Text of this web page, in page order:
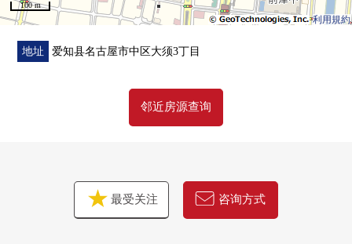
利用規約
100 m
地址 爱知县名古屋市中区大须3丁目
邻近房源查询
最受关注 咨询方式